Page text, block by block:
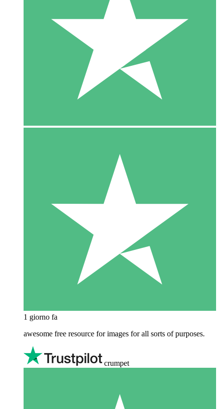
1 giorno fa
awesome free resource for images for all sorts of purposes.
crumpet